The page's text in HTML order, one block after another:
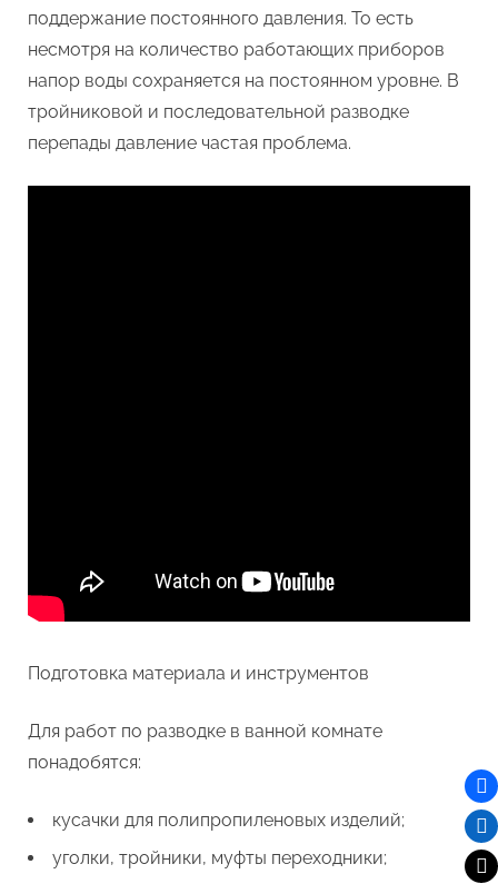
поддержание постоянного давления. То есть
несмотря на количество работающих приборов
напор воды сохраняется на постоянном уровне. В
тройниковой и последовательной разводке
перепады давление частая проблема.
Подготовка материала и инструментов
Для работ по разводке в ванной комнате
понадобятся:
кусачки для полипропиленовых изделий;
уголки, тройники, муфты переходники;